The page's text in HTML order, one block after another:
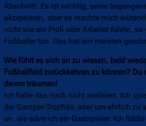
Abschnitt. Es ist wichtig, seine
akzeptieren, aber es machte mich
nicht wie ein Profi oder Arbeiter fühlte, so
Fußballer tun. Das hat am meisten
Wie fühlt es sich an zu wissen, bald
Fußballfeld zurückkehren zu können? Du
davon träumen!
Ich habe das noch nicht realisiert. Ich
der Gamper-Trophäe, aber um ehrlich zu
an, als wäre ich ein Gastspieler. Ich